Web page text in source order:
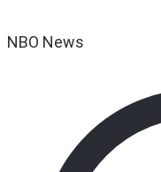
NBO News